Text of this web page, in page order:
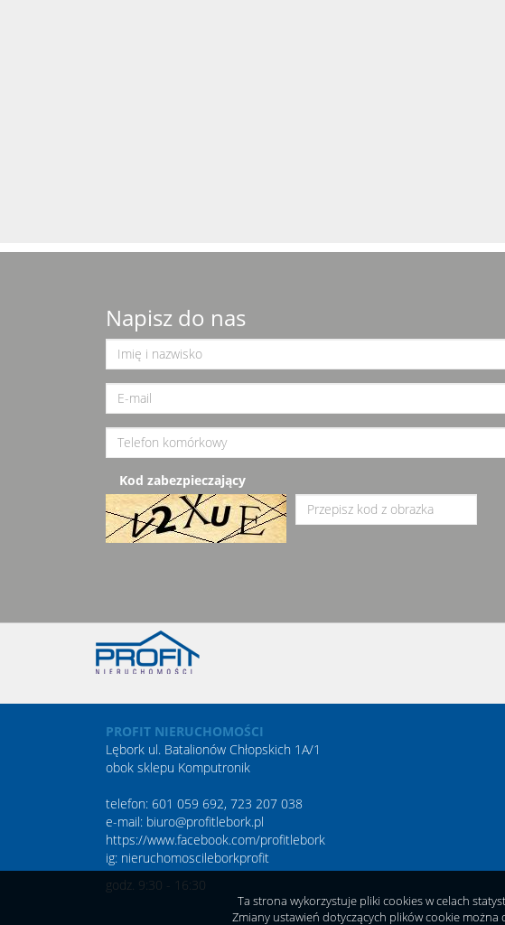
Napisz do nas
Kod zabezpieczający
PROFIT NIERUCHOMOŚCI
Lębork ul. Batalionów Chłopskich 1A/1
obok sklepu Komputronik
telefon: 601 059 692, 723 207 038
e-mail: biuro@profitlebork.pl
https://www.facebook.com/profitlebork
ig: nieruchomoscileborkprofit
godz. 9:30 - 16:30
Ta strona wykorzystuje pliki cookies w celach
Zmiany ustawień dotyczących plików cookie